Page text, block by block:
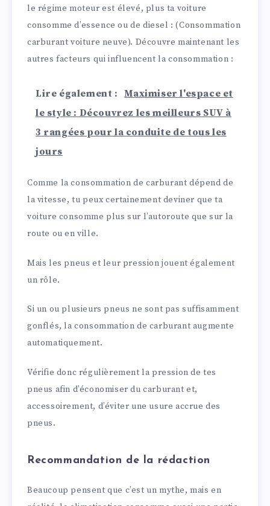
le régime moteur est élevé, plus ta voiture
consomme d’essence ou de diesel : (Consommation
carburant voiture neuve). Découvre maintenant les
autres facteurs qui influencent la consommation :
Lire également :
Maximiser l'espace et
le style : Découvrez les meilleurs SUV à
3 rangées pour la conduite de tous les
jours
Comme la consommation de carburant dépend de
la vitesse, tu peux certainement deviner que ta
voiture consomme plus sur l’autoroute que sur la
route ou en ville.
Mais les pneus et leur pression jouent également
un rôle.
Si un ou plusieurs pneus ne sont pas suffisamment
gonflés, la consommation de carburant augmente
automatiquement.
Vérifie donc régulièrement la pression de tes
pneus afin d’économiser du carburant et,
accessoirement, d’éviter une usure accrue des
pneus.
Recommandation de la rédaction
Beaucoup pensent que c’est un mythe, mais en